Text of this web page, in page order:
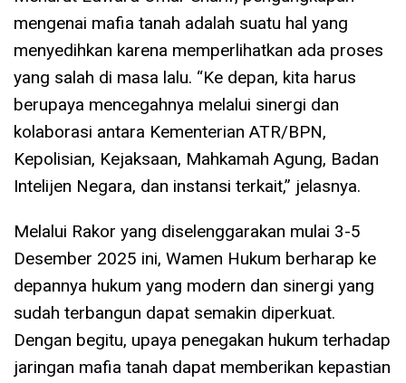
mengenai mafia tanah adalah suatu hal yang
menyedihkan karena memperlihatkan ada proses
yang salah di masa lalu. “Ke depan, kita harus
berupaya mencegahnya melalui sinergi dan
kolaborasi antara Kementerian ATR/BPN,
Kepolisian, Kejaksaan, Mahkamah Agung, Badan
Intelijen Negara, dan instansi terkait,” jelasnya.
Melalui Rakor yang diselenggarakan mulai 3-5
Desember 2025 ini, Wamen Hukum berharap ke
depannya hukum yang modern dan sinergi yang
sudah terbangun dapat semakin diperkuat.
Dengan begitu, upaya penegakan hukum terhadap
jaringan mafia tanah dapat memberikan kepastian